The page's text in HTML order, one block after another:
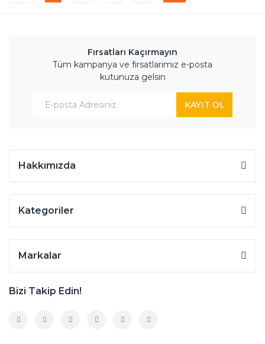
Fırsatları Kaçırmayın
Tüm kampanya ve fırsatlarımız e-posta
kutunuza gelsin
KAYIT OL
Hakkımızda
Kategoriler
Markalar
Bizi Takip Edin!